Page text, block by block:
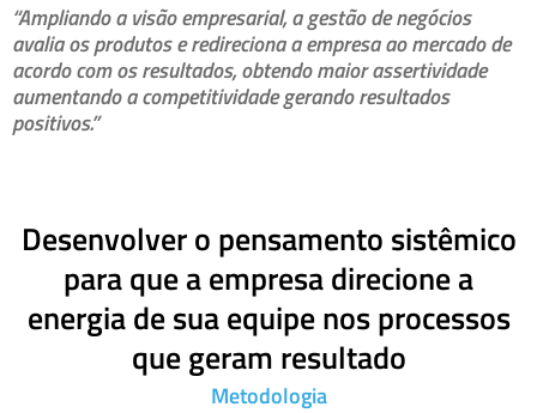
“Ampliando a visão empresarial, a gestão de negócios
avalia os produtos e redireciona a empresa ao mercado de
acordo com os resultados, obtendo maior assertividade
aumentando a competitividade gerando resultados
positivos.”
Desenvolver o pensamento sistêmico
para que a empresa direcione a
energia de sua equipe nos processos
que geram resultado
Metodologia